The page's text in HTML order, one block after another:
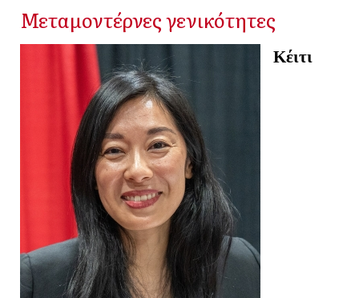
Μεταμοντέρνες γενικότητες
Κέιτι